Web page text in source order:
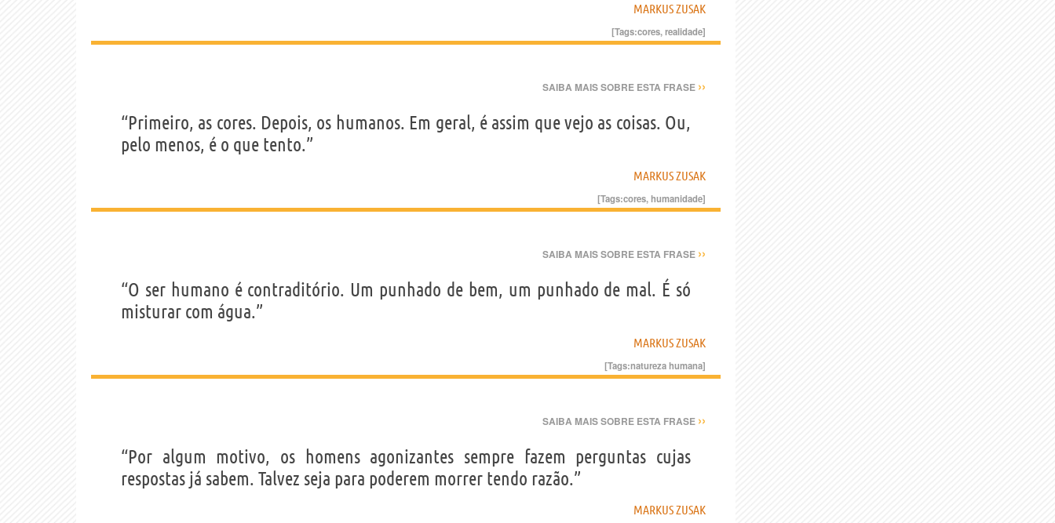
MARKUS ZUSAK
[Tags:cores,realidade]
SAIBA MAIS SOBRE ESTA FRASE ››
“Primeiro, as cores. Depois, os humanos. Em geral, é assim que vejo as coisas. Ou,
pelo menos, é o que tento.”
MARKUS ZUSAK
[Tags:cores,humanidade]
SAIBA MAIS SOBRE ESTA FRASE ››
“O ser humano é contraditório. Um punhado de bem, um punhado de mal. É só
misturar com água.”
MARKUS ZUSAK
[Tags:natureza humana]
SAIBA MAIS SOBRE ESTA FRASE ››
“Por algum motivo, os homens agonizantes sempre fazem perguntas cujas
respostas já sabem. Talvez seja para poderem morrer tendo razão.”
MARKUS ZUSAK